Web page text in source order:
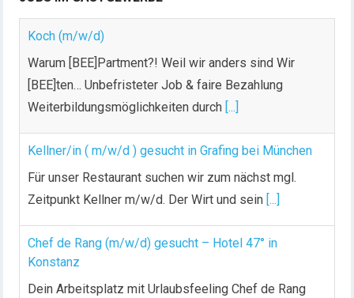
Koch (m/w/d)
Warum [BEE]Partment?! Weil wir anders sind Wir
[BEE]ten… Unbefristeter Job & faire Bezahlung
Weiterbildungsmöglichkeiten durch [...]
Kellner/in ( m/w/d ) gesucht in Grafing bei München
Für unser Restaurant suchen wir zum nächst mgl.
Zeitpunkt Kellner m/w/d. Der Wirt und sein [...]
Chef de Rang (m/w/d) gesucht – Hotel 47° in
Konstanz
Dein Arbeitsplatz mit Urlaubsfeeling Chef de Rang